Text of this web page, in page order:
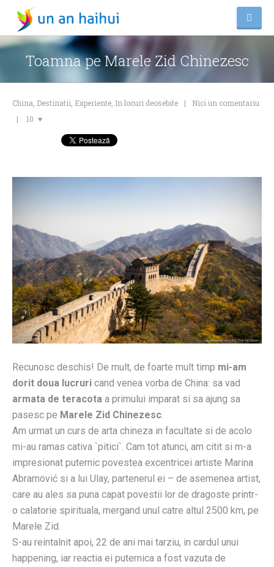
Toamna pe Marele Zid Chinezesc
China Destinatii Experiente In locuri deosebite
Nici un comentariu
10
Recunosc deschis! De mult, de foarte mult timp mi-am
dorit doua lucruri cand venea vorba de China: sa vad
armata de teracota a primului imparat si sa ajung sa
pasesc pe Marele Zid Chinezesc
Am urmat un curs de arta chineza in facultate si de acolo
mi-au ramas cativa `pitici`. Cam tot atunci, am citit si m-a
impresionat puternic povestea excentricei artiste Marina
Abramović si a lui Ulay, partenerul ei – de asemenea artist,
care au ales sa puna capat povestii lor de dragoste printr-
o calatorie spirituala, mergand unul catre altul 2500 km, pe
Marele Zid.
S-au reintalnit apoi, 22 de ani mai tarziu, in cardul unui
happening, iar reactia ei puternica a fost vazuta de